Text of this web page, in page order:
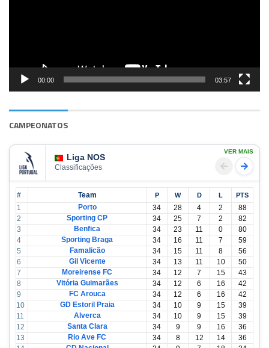
00:00 03:57
CAMPEONATOS
Liga NOS
Classificações
VER MAIS
# Team P W D L PTS
1 Porto 34 28 4 2
88
2
Sporting CP 34 25 7 2
82
3
Benfica 34 23 11 0
80
4
Sporting Braga 34 16 11 7
59
5
Famalicão 34 15 11 8
56
6
Gil Vicente 34 13 11 10
50
7
Moreirense FC 34 12 7 15
43
8
Vitória Guimarães 34 12 6 16
42
9
FC Arouca 34 12 6 16
42
10
GD Estoril Praia 34 10 9 15
39
11
Alverca 34 10 9 15
39
12
Santa Clara 34 9 9 16
36
13
Rio Ave FC 34 8 12 14
36